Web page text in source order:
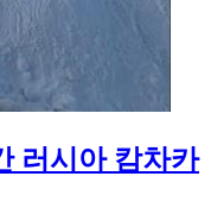
러시아 캄차카